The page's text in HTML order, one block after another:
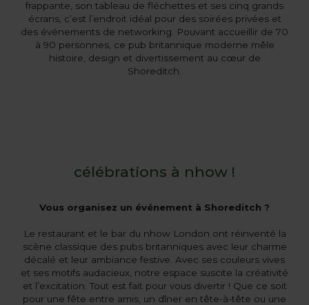
frappante, son tableau de fléchettes et ses cinq grands
écrans, c’est l’endroit idéal pour des soirées privées et
des événements de networking. Pouvant accueillir de 70
à 90 personnes, ce pub britannique moderne mêle
histoire, design et divertissement au cœur de
Shoreditch.
célébrations à nhow !
Vous organisez un événement à Shoreditch ?
Le restaurant et le bar du nhow London ont réinventé la
scène classique des pubs britanniques avec leur charme
décalé et leur ambiance festive. Avec ses couleurs vives
et ses motifs audacieux, notre espace suscite la créativité
et l’excitation. Tout est fait pour vous divertir ! Que ce soit
pour une fête entre amis, un dîner en tête-à-tête ou une